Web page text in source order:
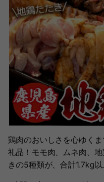
鶏肉のおいしさを心ゆく
礼品！モモ肉、ムネ肉、
きの5種類が、合計1.7kg以